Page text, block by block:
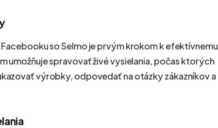
so Selmo je prvým krokom k efektívnemu
umožňuje spravovať živé vysielania, počas ktorých
výrobky, odpovedať na otázky zákazníkov a